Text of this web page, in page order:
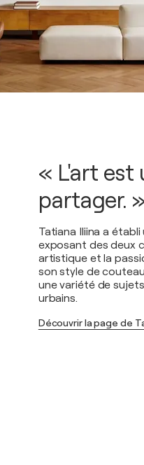
« L'art est
partager.
Tatiana Iliina a
exposant des deux
artistique et la
son style de
une variété de
urbains.
Découvrir la page de